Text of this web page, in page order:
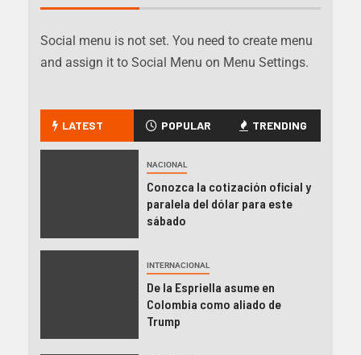
Social menu is not set. You need to create menu
and assign it to Social Menu on Menu Settings.
LATEST POPULAR TRENDING
NACIONAL
Conozca la cotización oficial y
paralela del dólar para este
sábado
INTERNACIONAL
De la Espriella asume en
Colombia como aliado de
Trump